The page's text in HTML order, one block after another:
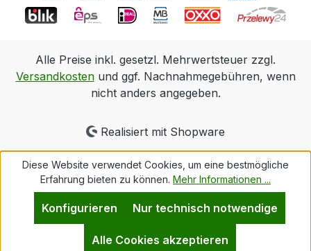
Alle Preise inkl. gesetzl. Mehrwertsteuer zzgl.
Versandkostenund ggf. Nachnahmegebühren, wenn
nicht anders angegeben.
Realisiert mit Shopware
Diese Website verwendet Cookies, um eine bestmögliche
Erfahrung bieten zu können. Mehr Informationen ...
Nur technisch notwendige
Konfigurieren
Alle Cookies akzeptieren